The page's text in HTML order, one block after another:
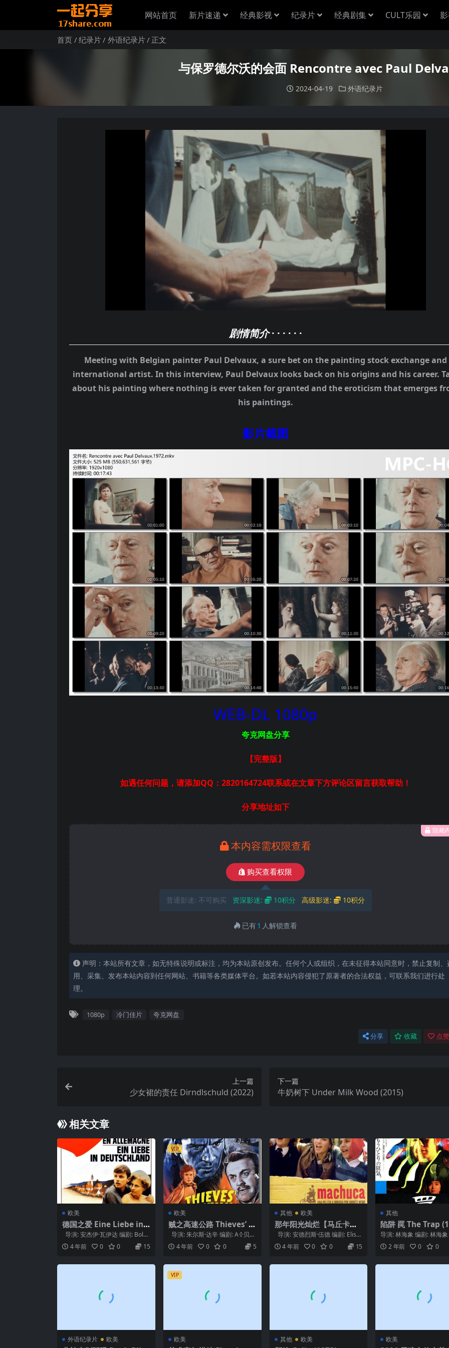
网站首页 新片速递 经典影视 纪录片 经典剧集 CULT乐园
首页 纪录片 外语纪录片 正文
与保罗德尔沃的会面 Rencontre avec Paul
2024-04-19 外语纪录片
剧情简介· · · · · ·
Meeting with Belgian painter Paul Delvaux, a sure bet on the painting stock exchange and
international artist. In this interview, Paul Delvaux looks back on his origins and his career.
about his painting where nothing is ever taken for granted and the eroticism that emerges
his paintings.
影片截图
WEB-DL 1080p
夸克网盘分享
【完整版】
如遇任何问题，请添加QQ：2820164724联系或在文章下方评论区留言获取帮助！
分享地址如下
隐藏
本内容需权限查看
购买查看权限
普通影迷: 不可购买 资深影迷: 10积分 高级影迷: 10积分
已有1 人解锁查看
声明：本站所有文章，如无特殊说明或标注，均为本站原创发布。任何个人或组织，在未征得本站同意时，禁止复制、
用、采集、发布本站内容到任何网站、书籍等各类媒体平台。如若本站内容侵犯了原著者的合法权益，可联系我们进行处
理。
1080p 冷门佳片 夸克网盘
分享 收藏 点
上一篇
少女裙的责任 Dirndlschuld (2022)
下一篇
牛奶树下 Under Milk Wood (2015)
相关文章
欧美
德国之爱 Eine Liebe in
Deutschland (1983)
导演: 安杰伊·瓦伊达 编剧: Boles
law Michalek...
4 年前 0 0 15
VIP
欧美
贼之高速公路 Thieves’ H
ighway (1949)
导演: 朱尔斯·达辛 编剧: A·I·贝赞
里特斯 主演: 理查德·...
4 年前 0 0 5
其他 欧美
那年阳光灿烂【马丘卡】
Machuca (2004)
导演: 安德烈斯·伍德 编剧: Elise
o Altunaga /...
4 年前 0 0 15
其他
陷阱 罠 The Trap
导演: 林海象 编剧: 林海
大介 主演: 永濑正敏 / 南
隆 /...2 年前 0 0
外语纪录片 欧美
VIP
欧美 其他 欧美 欧美